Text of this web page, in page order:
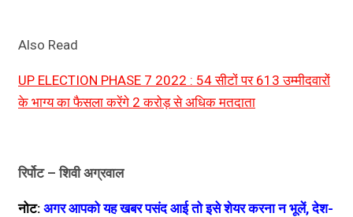
Also Read
UP ELECTION PHASE 7 2022 : 54 सीटों पर 613 उम्मीदवारों
के भाग्य का फैसला करेंगे 2 करोड़ से अधिक मतदाता
रिर्पोट – शिवी अग्रवाल
नोट: अगर आपको यह खबर पसंद आई तो इसे शेयर करना न भूलें, देश-